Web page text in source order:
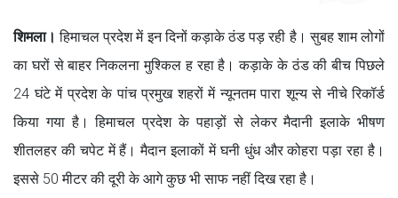
शिमला। हिमाचल प्रदेश में इन दिनों कड़ाके ठंड पड़ रही है। सुबह शाम लोगों
का घरों से बाहर निकलना मुश्किल ह रहा है। कड़ाके के ठंड की बीच पिछले
24 घंटे में प्रदेश के पांच प्रमुख शहरों में न्यूनतम पारा शून्य से नीचे रिकॉर्ड
किया गया है। हिमाचल प्रदेश के पहाड़ों से लेकर मैदानी इलाके भीषण
शीतलहर की चपेट में हैं। मैदान इलाकों में घनी धुंध और कोहरा पड़ा रहा है।
इससे 50 मीटर की दूरी के आगे कुछ भी साफ नहीं दिख रहा है।